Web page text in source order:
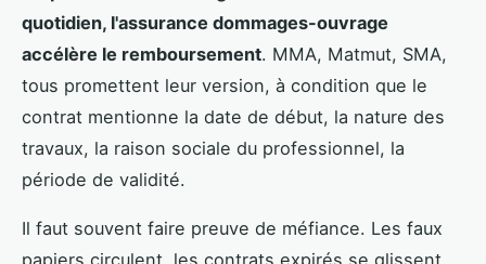
quotidien, l'assurance dommages-ouvrage
accélère le remboursement. MMA, Matmut, SMA,
tous promettent leur version, à condition que le
contrat mentionne la date de début, la nature des
travaux, la raison sociale du professionnel, la
période de validité.
Il faut souvent faire preuve de méfiance. Les faux
papiers circulent, les contrats expirés se glissent